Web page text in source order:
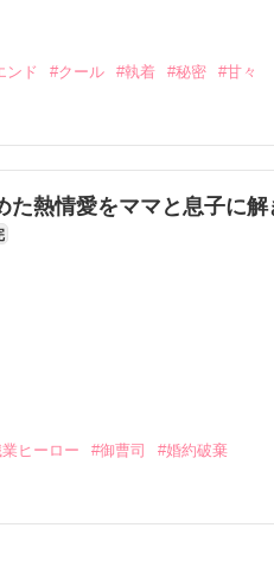
ンド #クール #執着 #秘密 #甘々
ルディングス総務部勤務
務所パートナー弁護士　アメリカ
の弁護士、白石泰雅と再会する。
い込んだ純玲は乗っかるように
結婚することになってしまう。
く純玲。
思惑と、告げられない秘密があ
た熱情愛をママと息子に
ヒーロー #御曹司 #婚約破棄